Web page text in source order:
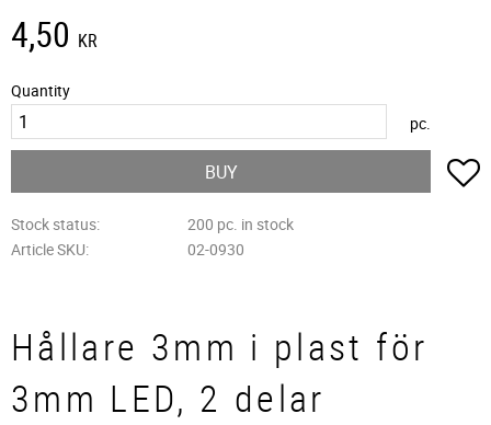
4,50 KR
Quantity
pc.
BUY
Stock status
200 pc. in stock
Article SKU
02-0930
Hållare 3mm i plast för
3mm LED, 2 delar